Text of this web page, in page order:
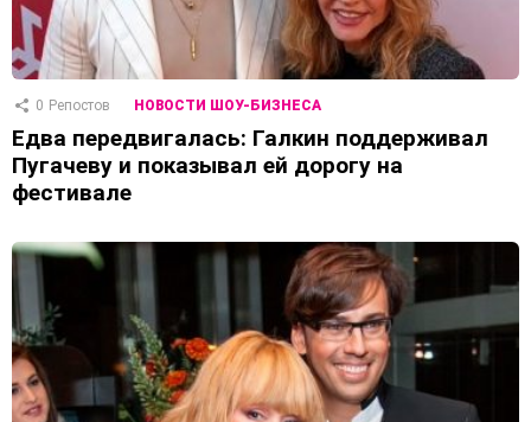
0 Репостов НОВОСТИ ШОУ-БИЗНЕСА
Едва передвигалась: Галкин поддерживал
Пугачеву и показывал ей дорогу на
фестивале